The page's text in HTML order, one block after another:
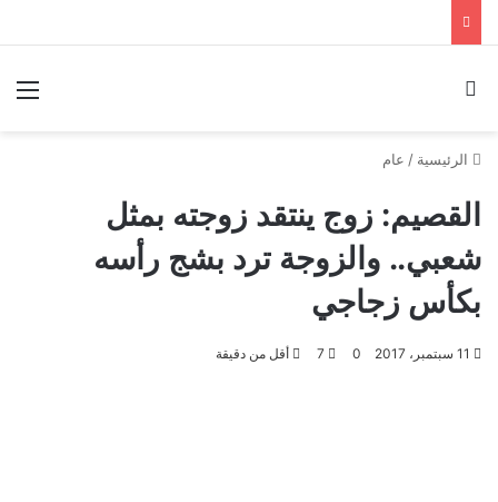
الرئيسية / عام
القصيم: زوج ينتقد زوجته بمثل
شعبي.. والزوجة ترد بشج رأسه
بكأس زجاجي
11 سبتمبر، 2017 0
7 أقل من دقيقة